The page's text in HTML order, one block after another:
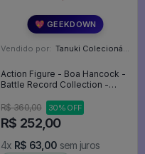
💖 GEEKDOWN
Vendido por: Tanuki Colecionáveis - SP
Action Figure - Boa Hancock -
Battle Record Collection -
R$ 360,00
30% OFF
R$ 252,00
4x R$ 63,00 sem juros